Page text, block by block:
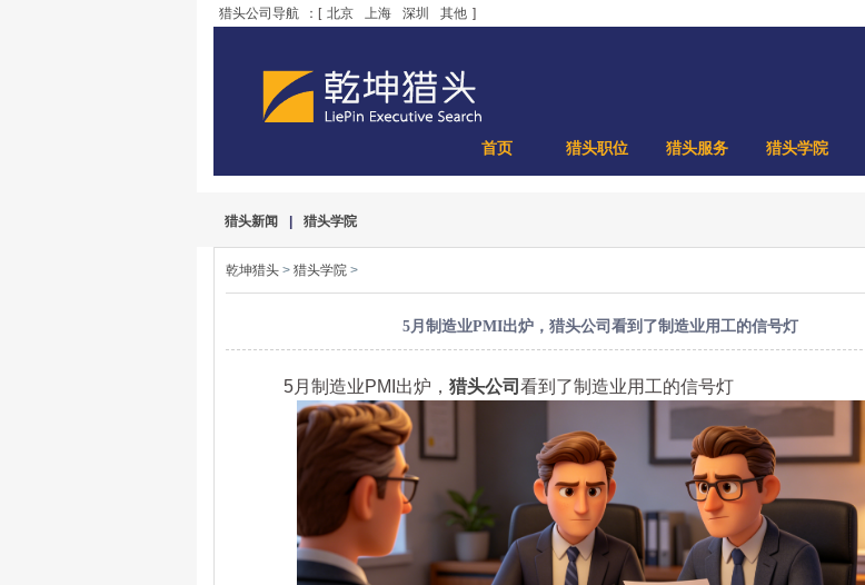
猎头公司导航 ：[ 北京 上海 深圳 其他 ]
首页 猎头职位 猎头服务 猎头学院
猎头新闻 猎头学院
乾坤猎头 > 猎头学院 >
5月制造业PMI出炉，猎头公司看到了制造业用工的信号灯
5月制造业PMI出炉， 猎头公司 看到了制造业用工的信号灯